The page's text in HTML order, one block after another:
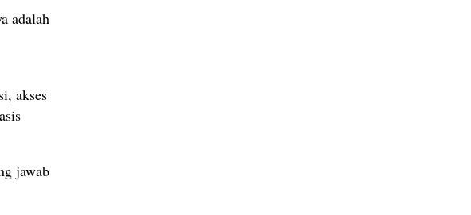
adalah
akses
jawab